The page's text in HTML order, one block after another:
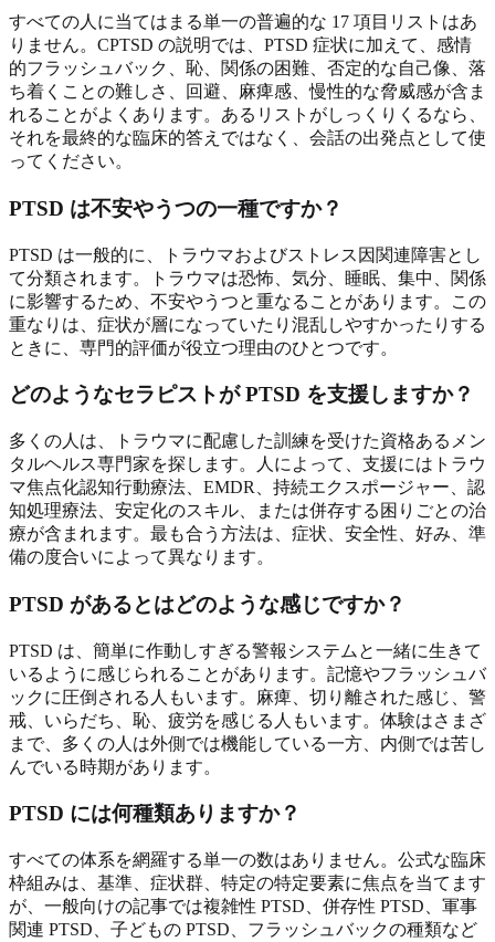
すべての人に当てはまる単一の普遍的な 17 項目リストはあ
りません。CPTSD の説明では、PTSD 症状に加えて、感情
的フラッシュバック、恥、関係の困難、否定的な自己像、落
ち着くことの難しさ、回避、麻痺感、慢性的な脅威感が含ま
れることがよくあります。あるリストがしっくりくるなら、
それを最終的な臨床的答えではなく、会話の出発点として使
ってください。
PTSD は不安やうつの一種ですか？
PTSD は一般的に、トラウマおよびストレス因関連障害とし
て分類されます。トラウマは恐怖、気分、睡眠、集中、関係
に影響するため、不安やうつと重なることがあります。この
重なりは、症状が層になっていたり混乱しやすかったりする
ときに、専門的評価が役立つ理由のひとつです。
どのようなセラピストが PTSD を支援しますか？
多くの人は、トラウマに配慮した訓練を受けた資格あるメン
タルヘルス専門家を探します。人によって、支援にはトラウ
マ焦点化認知行動療法、EMDR、持続エクスポージャー、認
知処理療法、安定化のスキル、または併存する困りごとの治
療が含まれます。最も合う方法は、症状、安全性、好み、準
備の度合いによって異なります。
PTSD があるとはどのような感じですか？
PTSD は、簡単に作動しすぎる警報システムと一緒に生きて
いるように感じられることがあります。記憶やフラッシュバ
ックに圧倒される人もいます。麻痺、切り離された感じ、警
戒、いらだち、恥、疲労を感じる人もいます。体験はさまざ
まで、多くの人は外側では機能している一方、内側では苦し
んでいる時期があります。
PTSD には何種類ありますか？
すべての体系を網羅する単一の数はありません。公式な臨床
枠組みは、基準、症状群、特定の特定要素に焦点を当てます
が、一般向けの記事では複雑性 PTSD、併存性 PTSD、軍事
関連 PTSD、子どもの PTSD、フラッシュバックの種類など